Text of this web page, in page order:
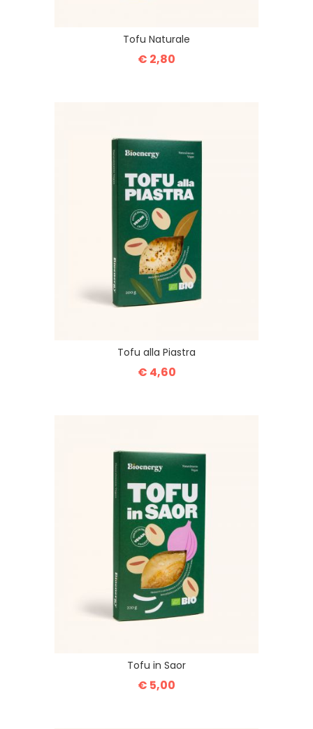
Tofu Naturale
€ 2,80
Tofu alla Piastra
€ 4,60
Tofu in Saor
€ 5,00